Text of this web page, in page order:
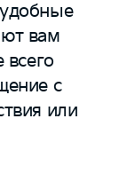
вам
с
или